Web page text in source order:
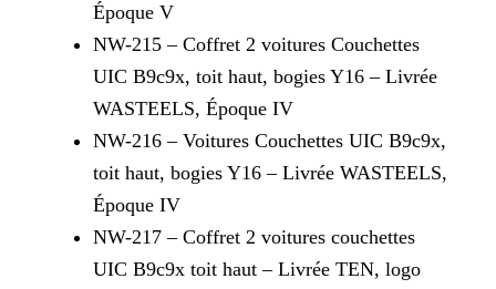
Époque V
NW-215 – Coffret 2 voitures Couchettes
UIC B9c9x, toit haut, bogies Y16 – Livrée
WASTEELS, Époque IV
NW-216 – Voitures Couchettes UIC B9c9x,
toit haut, bogies Y16 – Livrée WASTEELS,
Époque IV
NW-217 – Coffret 2 voitures couchettes
UIC B9c9x toit haut – Livrée TEN, logo